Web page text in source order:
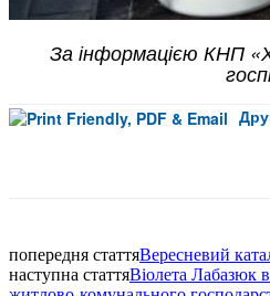
За інформацією КНП
попередня статтяВересневий
наступна статтяВіолета Лабазюк